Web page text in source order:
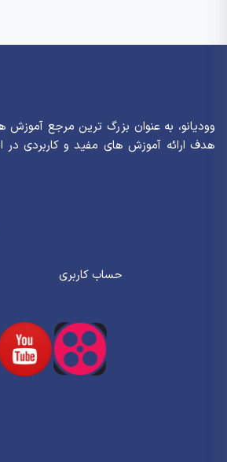
وودیانو، به عنوان بزرگ ترین مرجع آموزش
هدف ارائه آموزش های مفید و کاربردی در
حساب کاربری